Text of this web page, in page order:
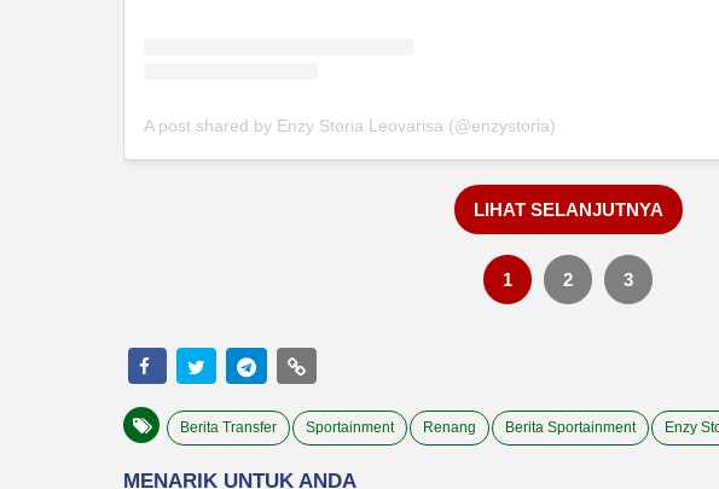
A post shared by Enzy Storia Leovarisa (@enzystoria)
LIHAT SELANJUTNYA
1 2 3
Berita Transfer Sportainment Renang Berita Sportainment Enzy